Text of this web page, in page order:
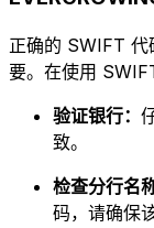
正确的 SWIFT 代
要。在使用
验证银行：
致。
检查分行名
码，请确保